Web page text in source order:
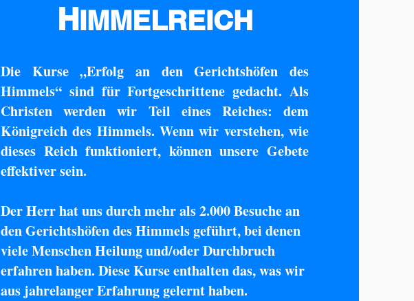
HIMMELREICH
Die Kurse „Erfolg an den Gerichtshöfen des
Himmels“ sind für Fortgeschrittene gedacht. Als
Christen werden wir Teil eines Reiches: dem
Königreich des Himmels. Wenn wir verstehen, wie
dieses Reich funktioniert, können unsere Gebete
effektiver sein.
Der Herr hat uns durch mehr als 2.000 Besuche an
den Gerichtshöfen des Himmels geführt, bei denen
viele Menschen Heilung und/oder Durchbruch
erfahren haben. Diese Kurse enthalten das, was wir
aus jahrelanger Erfahrung gelernt haben.